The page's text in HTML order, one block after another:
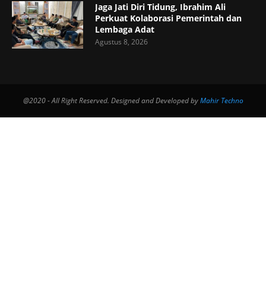
Jaga Jati Diri Tidung, Ibrahim Ali
Perkuat Kolaborasi Pemerintah dan
Lembaga Adat
Agustus 8, 2026
@2020 - All Right Reserved. Designed and Developed byMahir Techno